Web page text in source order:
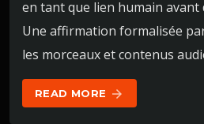
en tant que lien humain avant
Une affirmation formalisée
les morceaux et contenus
READ MORE arrow_forward